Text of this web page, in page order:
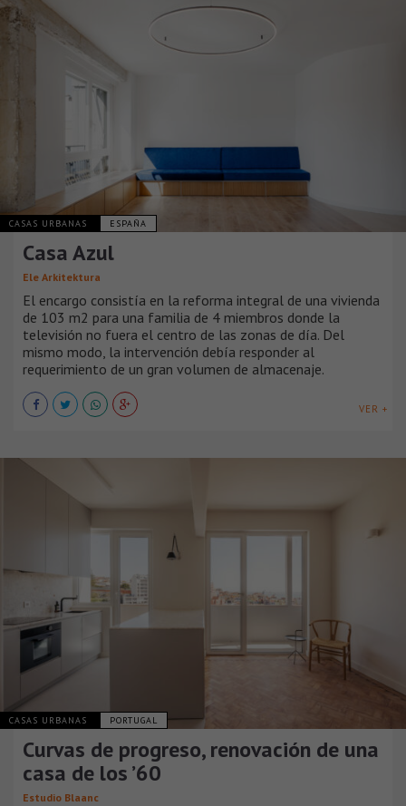
CASAS URBANAS ESPAÑA
Casa Azul
Ele Arkitektura
El encargo consistía en la reforma integral de una vivienda
de 103 m2 para una familia de 4 miembros donde la
televisión no fuera el centro de las zonas de día. Del
mismo modo, la intervención debía responder al
requerimiento de un gran volumen de almacenaje.
VER +
CASAS URBANAS PORTUGAL
Curvas de progreso, renovación de una
casa de los ’60
Estudio Blaanc